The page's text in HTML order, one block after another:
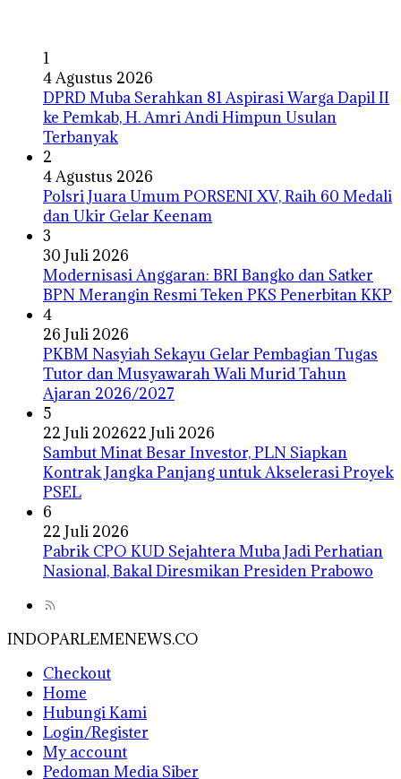
1
4 Agustus 2026
DPRD Muba Serahkan 81 Aspirasi Warga Dapil II
ke Pemkab, H. Amri Andi Himpun Usulan
Terbanyak
2
4 Agustus 2026
Polsri Juara Umum PORSENI XV, Raih 60 Medali
dan Ukir Gelar Keenam
3
30 Juli 2026
Modernisasi Anggaran: BRI Bangko dan Satker
BPN Merangin Resmi Teken PKS Penerbitan KKP
4
26 Juli 2026
PKBM Nasyiah Sekayu Gelar Pembagian Tugas
Tutor dan Musyawarah Wali Murid Tahun
Ajaran 2026/2027
5
22 Juli 202622 Juli 2026
Sambut Minat Besar Investor, PLN Siapkan
Kontrak Jangka Panjang untuk Akselerasi Proyek
PSEL
6
22 Juli 2026
Pabrik CPO KUD Sejahtera Muba Jadi Perhatian
Nasional, Bakal Diresmikan Presiden Prabowo
INDOPARLEMENEWS.CO
Checkout
Home
Hubungi Kami
Login/Register
My account
Pedoman Media Siber